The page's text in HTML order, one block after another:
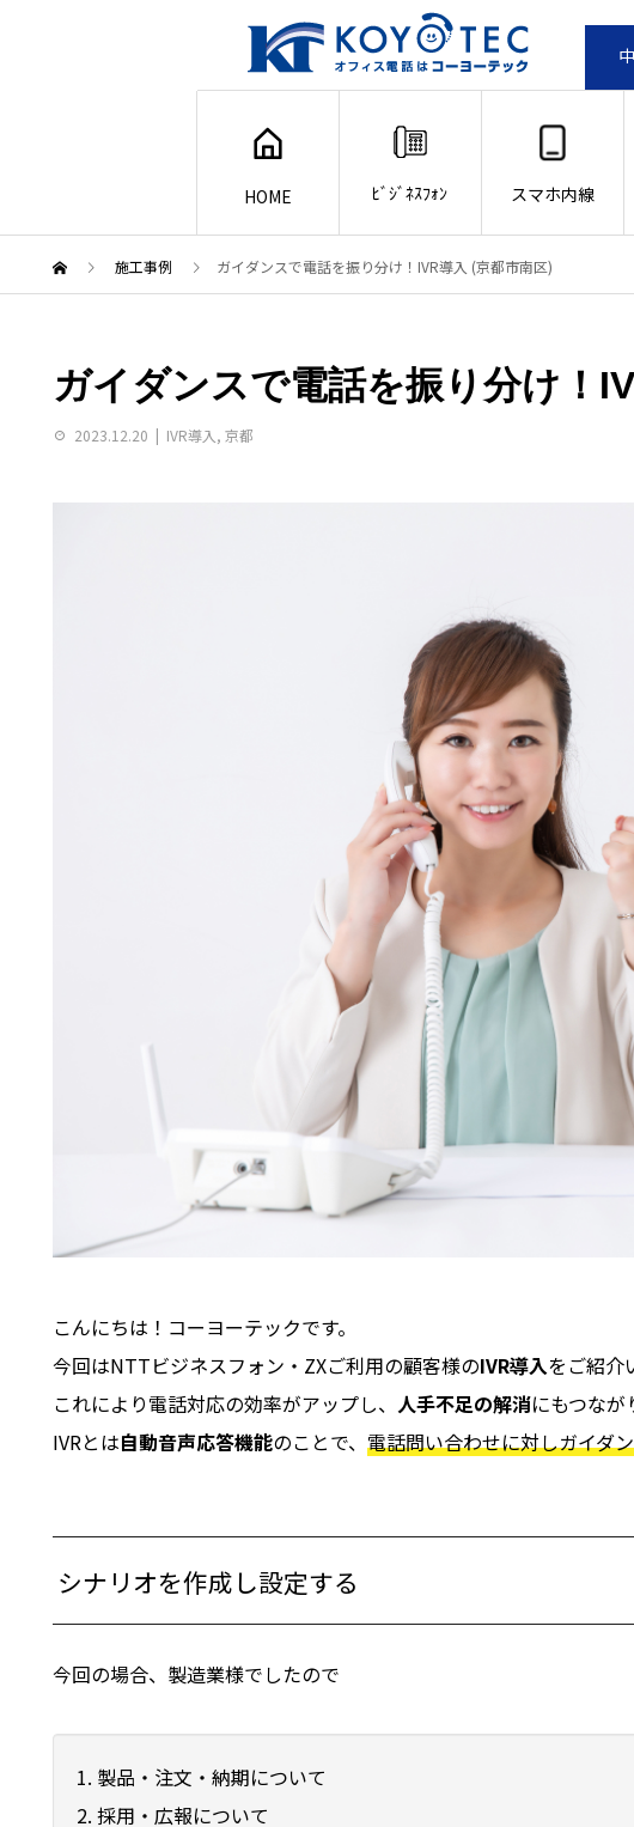
HOME ﾋﾞｼﾞﾈｽﾌｫﾝ スマホ内線
施工事例 ガイダンスで電話を振り分け！IVR導入 (京都市南区)
ガイダンスで電話を振り分け！
2023.12.20 IVR導入 , 京都
こんにちは！コーヨーテックです。
今回はNTTビジネスフォン・ZXご利用の顧客様のIVR導入をご紹介
これにより電話対応の効率がアップし、 人手不足の解消にもつなが
IVRとは自動音声応答機能のことで、 電話問い合わせに対しガイダ
シナリオを作成し設定する
今回の場合、製造業様でしたので
1. 製品・注文・納期について
2. 採用・広報について